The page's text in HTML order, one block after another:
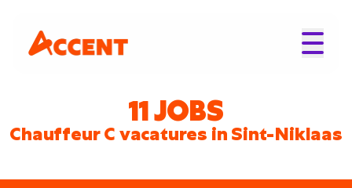
11 JOBS
Chauffeur C vacatures in Sint-Niklaas